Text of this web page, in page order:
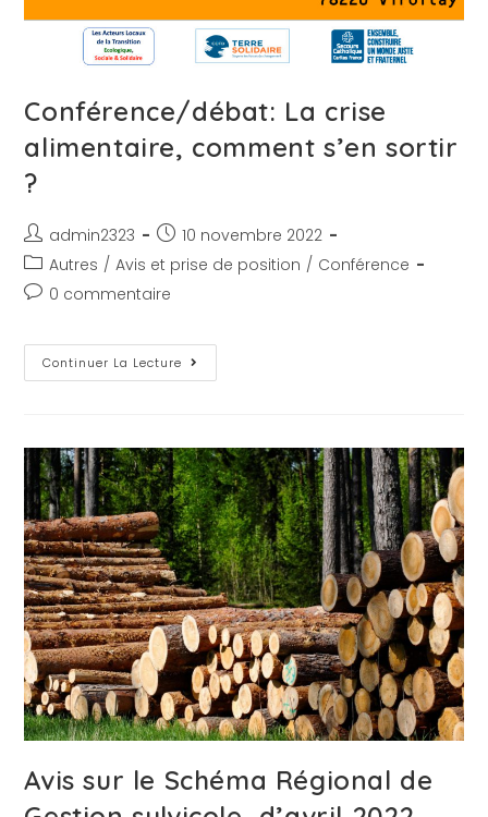
Conférence/débat: La crise
alimentaire, comment s’en sortir
?
admin2323
10 novembre 2022
Autres / Avis et prise de position / Conférence
0 commentaire
Continuer La Lecture
Avis sur le Schéma Régional de